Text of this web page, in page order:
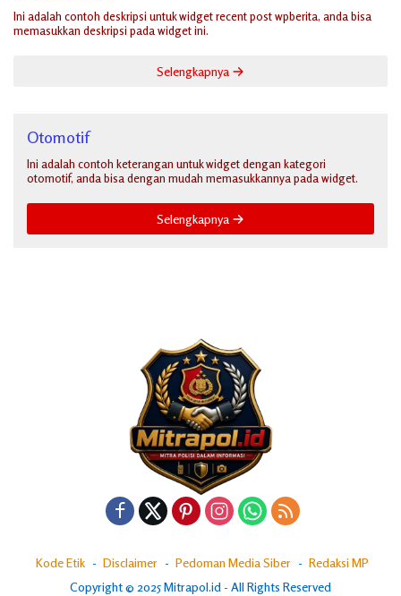
Ini adalah contoh deskripsi untuk widget recent post wpberita, anda bisa
memasukkan deskripsi pada widget ini.
Selengkapnya
Otomotif
Ini adalah contoh keterangan untuk widget dengan kategori
otomotif, anda bisa dengan mudah memasukkannya pada widget.
Selengkapnya
Kode Etik Disclaimer Pedoman Media Siber
Redaksi MP
Copyright © 2025 Mitrapol.id - All Rights Reserved